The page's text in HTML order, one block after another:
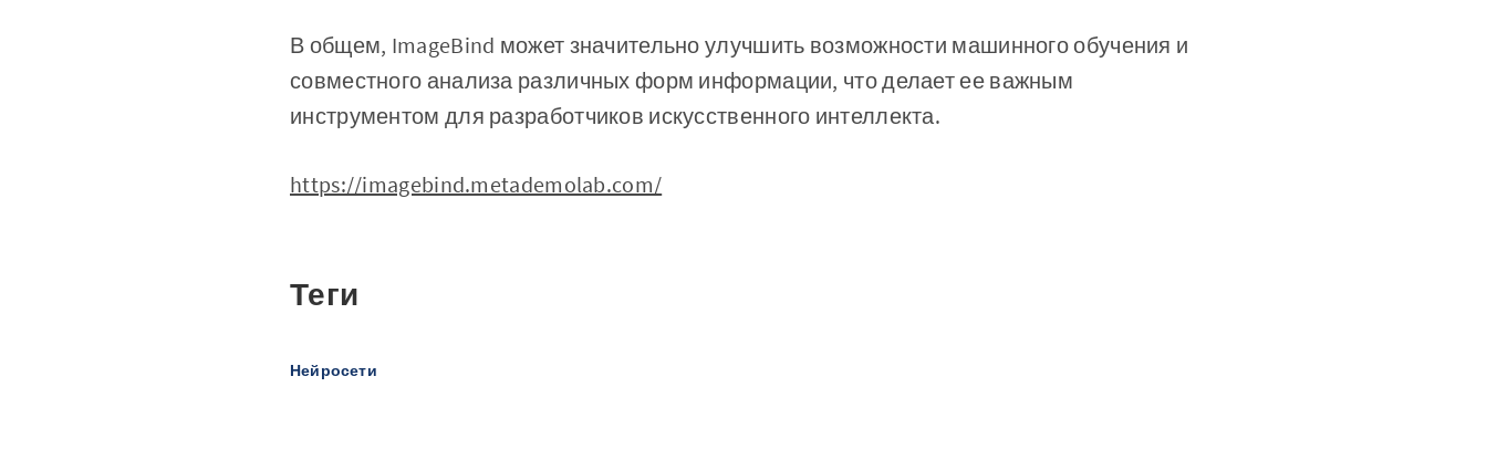
В общем, ImageBind может значительно улучшить возможности машинного обучения и
совместного анализа различных форм информации, что делает ее важным
инструментом для разработчиков искусственного интеллекта.
https://imagebind.metademolab.com/
Теги
Нейросети